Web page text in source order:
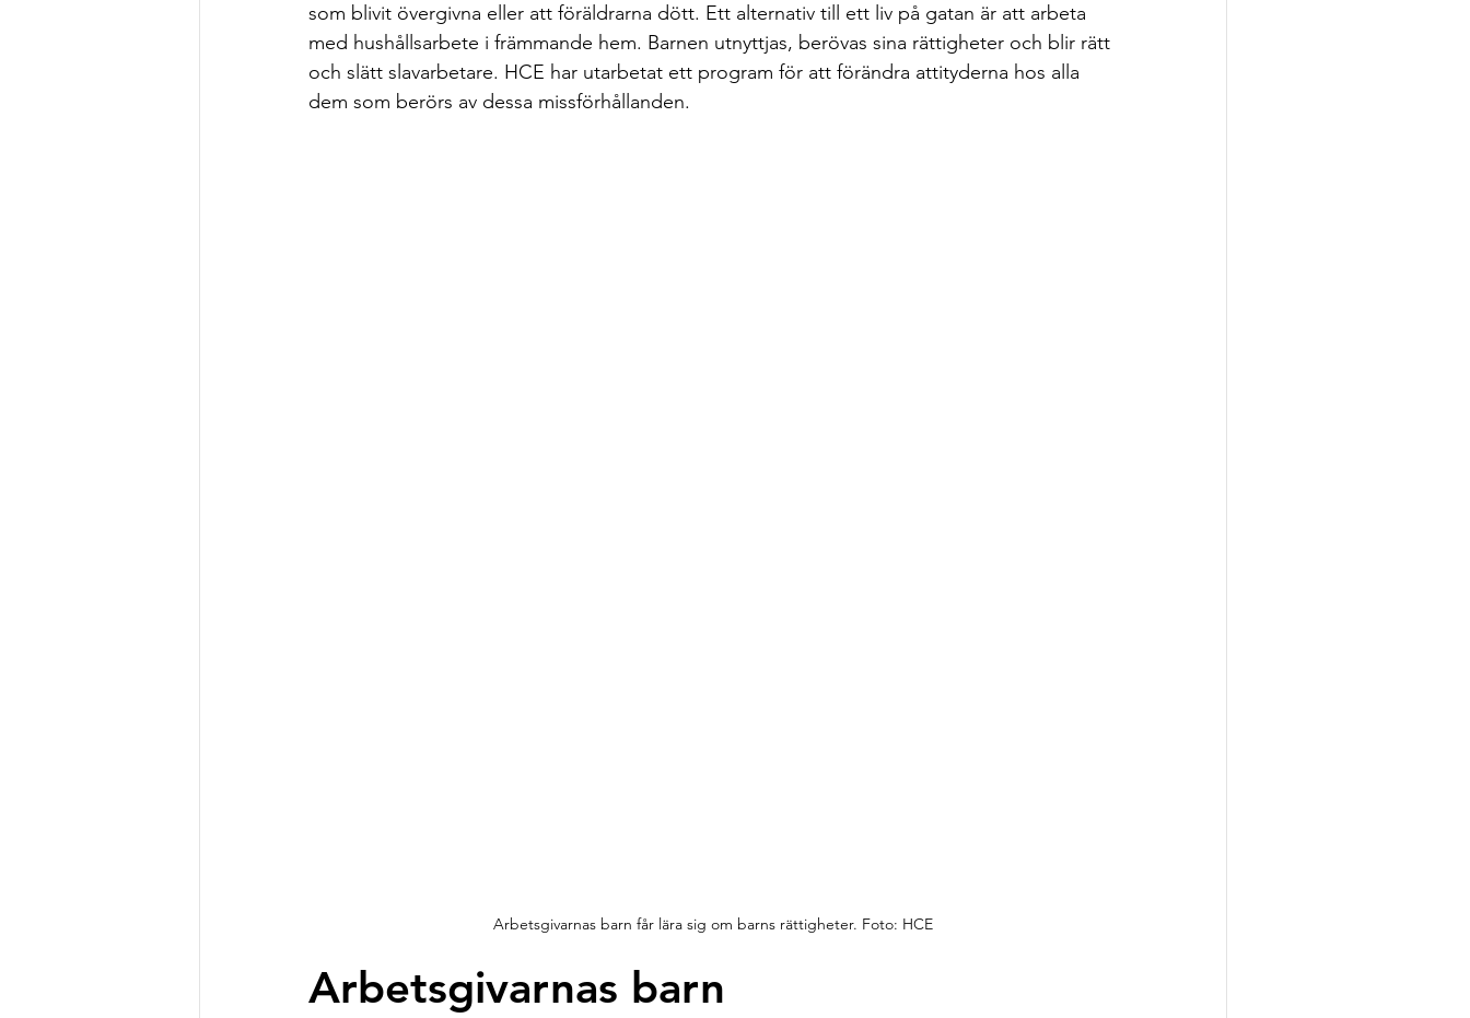
som blivit övergivna eller att föräldrarna dött. Ett alternativ till ett liv på gatan är att arbeta
med hushållsarbete i främmande hem. Barnen utnyttjas, berövas sina rättigheter och blir rätt
och slätt slavarbetare. HCE har utarbetat ett program för att förändra attityderna hos alla
dem som berörs av dessa missförhållanden.
Arbetsgivarnas barn får lära sig om barns rättigheter. Foto: HCE
Arbetsgivarnas barn